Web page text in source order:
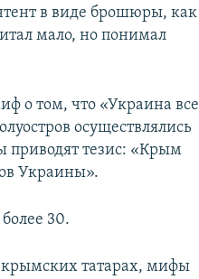
в виде брошюры, как
мало, но понимал
о том, что «Украина все
осуществлялись
приводят тезис: «Крым
Украины».
30.
татарах, мифы